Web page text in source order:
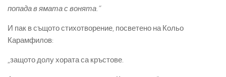
попада в ямата с вонята.“
И пак в същото стихотворение, посветено на Кольо
Карамфилов:
„защото долу хората са кръстове.